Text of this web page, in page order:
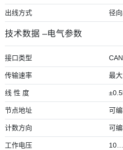
出线方式 径
技术数据 –电气参数
接口类型
传输速率 最
线 性 度
节点地址 可
计数方向 可
工作电压